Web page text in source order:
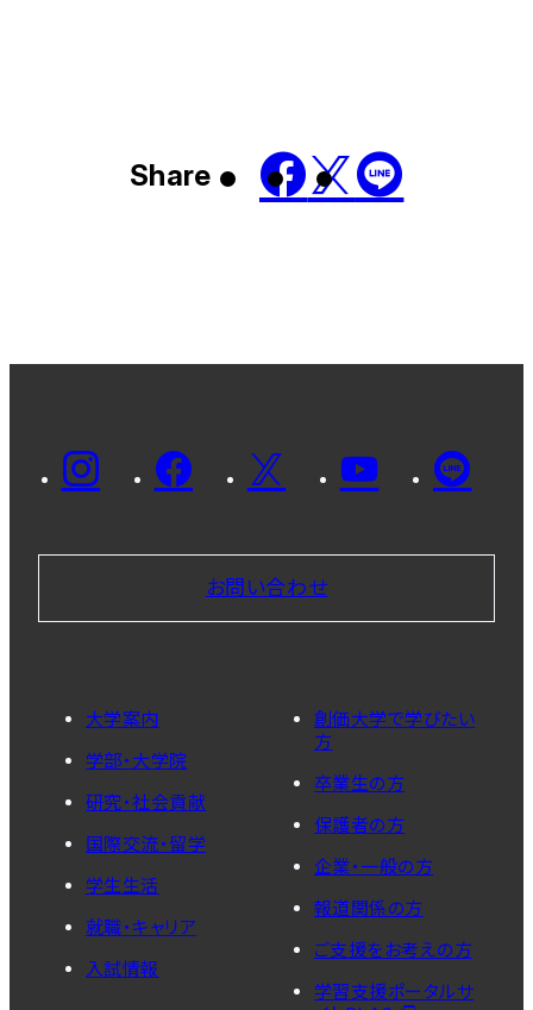
Share
お問い合わせ
大学案内
学部・大学院
研究・社会貢献
国際交流・留学
学生生活
就職・キャリア
入試情報
創価大学で学びたい
方
卒業生の方
保護者の方
企業・一般の方
報道関係の方
ご支援をお考えの方
学習支援ポータルサ